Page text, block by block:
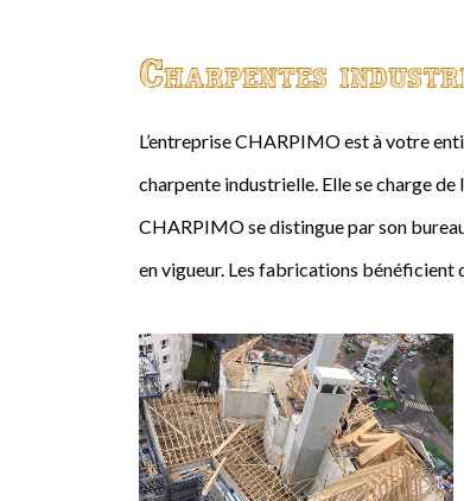
Charpentes
L’entreprise CHARPIMO est à votre
charpente industrielle. Elle se charge
CHARPIMO se distingue par son
en vigueur. Les fabrications